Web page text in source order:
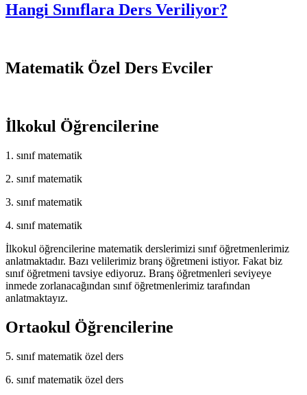
Hangi Sınıflara Ders Veriliyor?
Matematik Özel Ders Evciler
İlkokul Öğrencilerine
1. sınıf matematik
2. sınıf matematik
3. sınıf matematik
4. sınıf matematik
İlkokul öğrencilerine matematik derslerimizi sınıf öğretmenlerimiz
anlatmaktadır. Bazı velilerimiz branş öğretmeni istiyor. Fakat biz
sınıf öğretmeni tavsiye ediyoruz. Branş öğretmenleri seviyeye
inmede zorlanacağından sınıf öğretmenlerimiz tarafından
anlatmaktayız.
Ortaokul Öğrencilerine
5. sınıf matematik özel ders
6. sınıf matematik özel ders